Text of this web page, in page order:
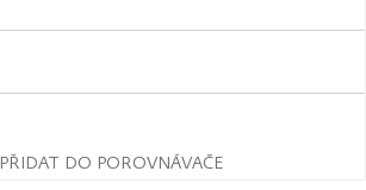
PŘIDAT DO POROVNÁVAČE